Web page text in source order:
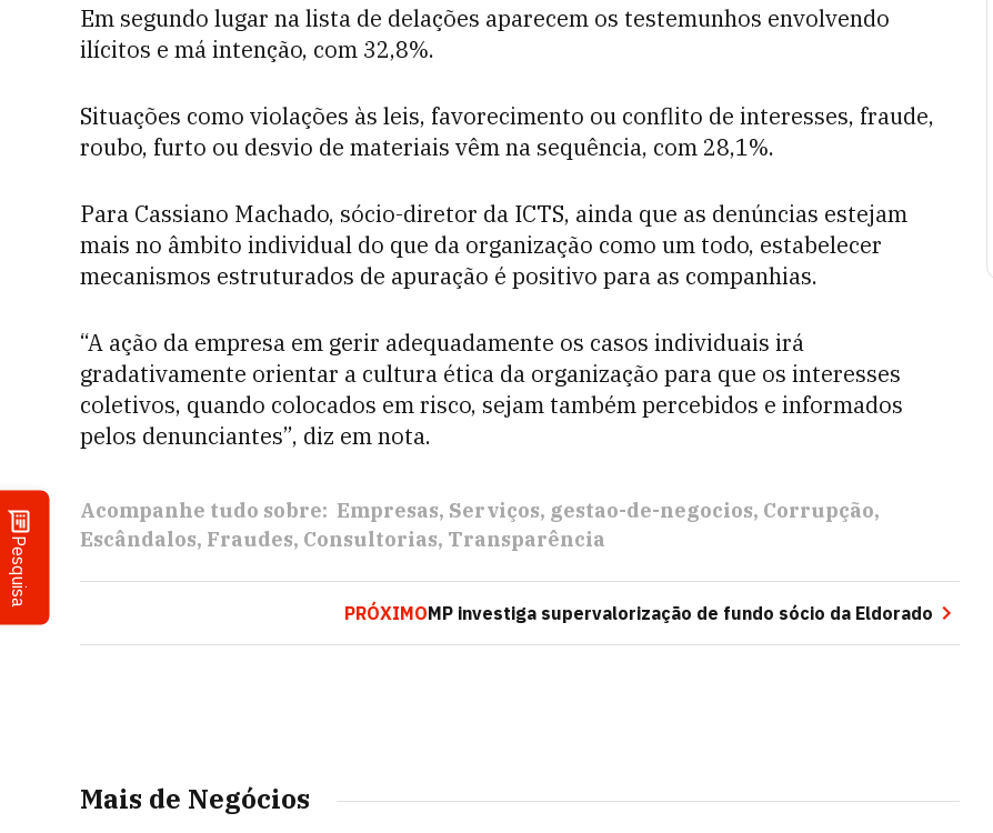
Pesquisa
Em segundo lugar na lista de delações aparecem os testemunhos envolvendo
ilícitos e má intenção, com 32,8%.
Situações como violações às leis, favorecimento ou conflito de interesses, fraude,
roubo, furto ou desvio de materiais vêm na sequência, com 28,1%.
Para Cassiano Machado, sócio-diretor da ICTS, ainda que as denúncias estejam
mais no âmbito individual do que da organização como um todo, estabelecer
mecanismos estruturados de apuração é positivo para as companhias.
“A ação da empresa em gerir adequadamente os casos individuais irá
gradativamente orientar a cultura ética da organização para que os interesses
coletivos, quando colocados em risco, sejam também percebidos e informados
pelos denunciantes”, diz em nota.
Acompanhe tudo sobre: Empresas Serviços gestao-de-negocios Corrupção
Escândalos Fraudes Consultorias Transparência
PRÓXIMOMP investiga supervalorização de fundo sócio da Eldorado
Mais de Negócios